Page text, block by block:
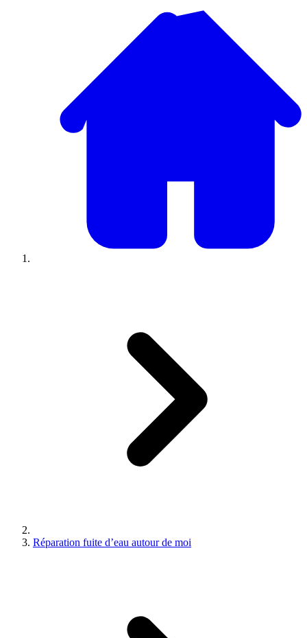
Réparation fuite d’eau autour de moi